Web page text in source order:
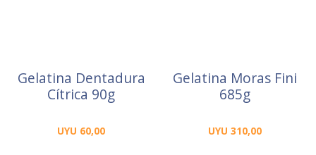
Gelatina Dentadura
Cítrica 90g
UYU 60,00
Gelatina Moras Fini
685g
UYU 310,00